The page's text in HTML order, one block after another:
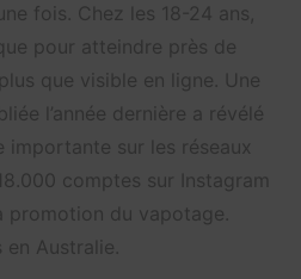
fois. Chez les 18-24 ans,
pour atteindre près de
que visible en ligne. Une
l’année dernière a révélé
importante sur les réseaux
comptes sur Instagram
promotion du vapotage.
en Australie.